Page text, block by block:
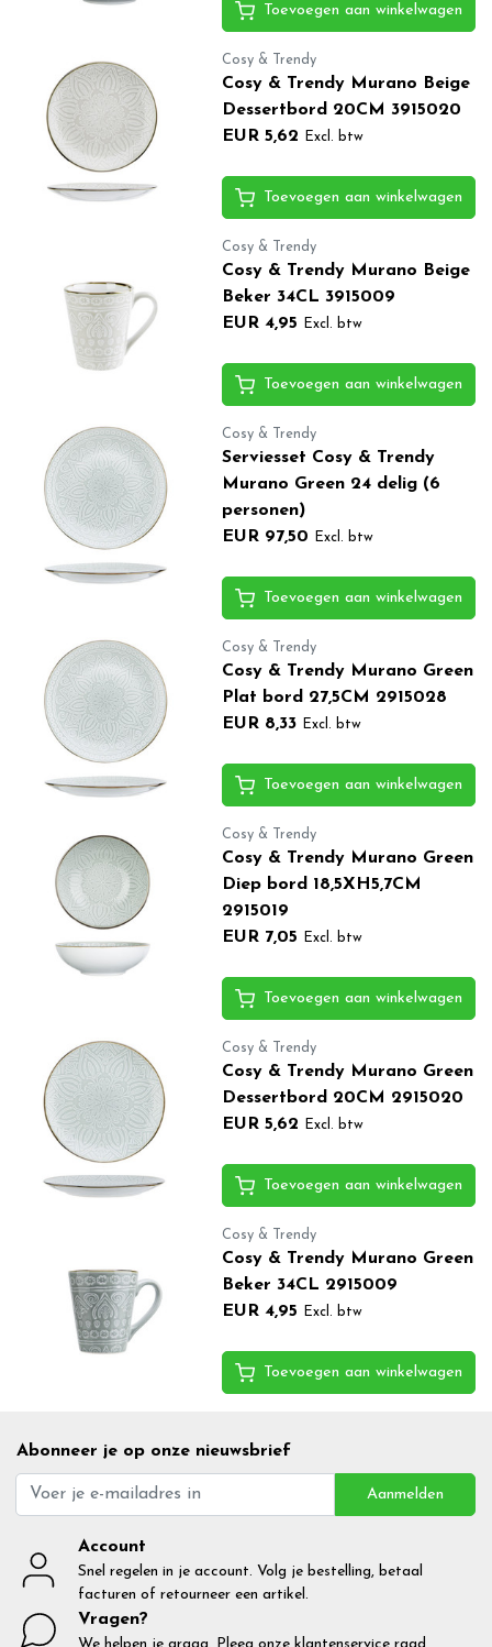
Toevoegen aan winkelwagen
Cosy & Trendy
Cosy & Trendy Murano Beige
Dessertbord 20CM 3915020
EUR 5,62
Excl. btw
Toevoegen aan winkelwagen
Cosy & Trendy
Cosy & Trendy Murano Beige
Beker 34CL 3915009
EUR 4,95
Excl. btw
Toevoegen aan winkelwagen
Cosy & Trendy
Serviesset Cosy & Trendy
Murano Green 24 delig (6
personen)
EUR 97,50
Excl. btw
Toevoegen aan winkelwagen
Cosy & Trendy
Cosy & Trendy Murano Green
Plat bord 27,5CM 2915028
EUR 8,33
Excl. btw
Toevoegen aan winkelwagen
Cosy & Trendy
Cosy & Trendy Murano Green
Diep bord 18,5XH5,7CM
2915019
EUR 7,05
Excl. btw
Toevoegen aan winkelwagen
Cosy & Trendy
Cosy & Trendy Murano Green
Dessertbord 20CM 2915020
EUR 5,62
Excl. btw
Toevoegen aan winkelwagen
Cosy & Trendy
Cosy & Trendy Murano Green
Beker 34CL 2915009
EUR 4,95
Excl. btw
Toevoegen aan winkelwagen
Abonneer je op onze nieuwsbrief
Aanmelden
Account
Snel regelen in je account. Volg je bestelling, betaal
facturen of retourneer een artikel.
Vragen?